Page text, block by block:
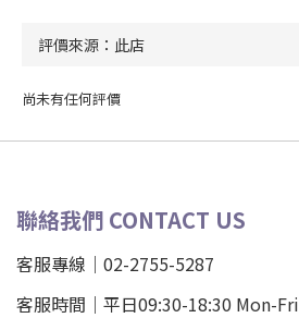
尚未有任何評價
聯絡我們 CONTACT US
客服專線｜02-2755-5287
客服時間｜平日09:30-18:30 Mon-Fri